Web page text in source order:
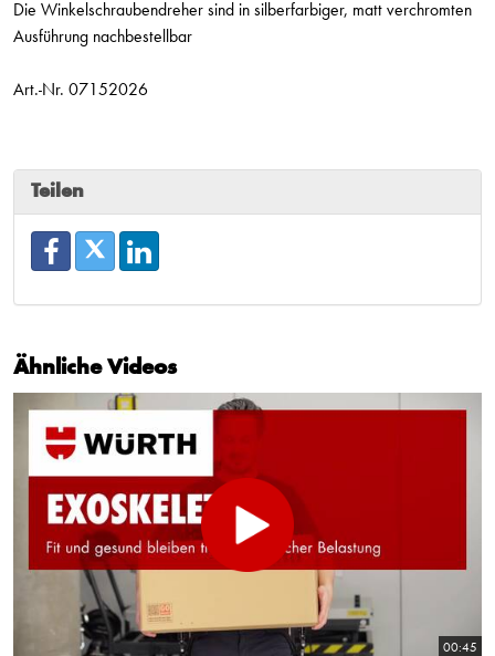
Die Winkelschraubendreher sind in silberfarbiger, matt verchromten
Ausführung nachbestellbar
Art.-Nr. 07152026
Teilen
Ähnliche Videos
00:45